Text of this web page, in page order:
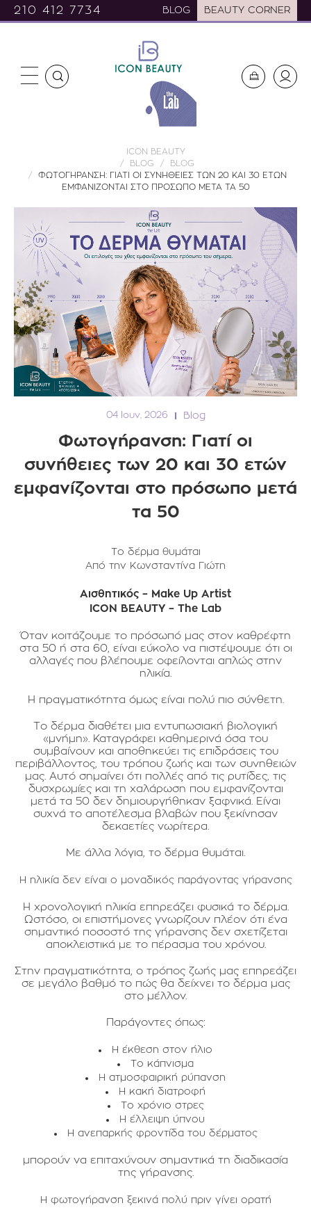
210 412 7734 BLOG BEAUTY CORNER
ICON BEAUTY
BLOG
BLOG
ΦΩΤΟΓΗΡΑΝΣΗ: ΓΙΑΤΙ ΟΙ ΣΥΝΗΘΕΙΕΣ ΤΩΝ 20 ΚΑΙ 30 ΕΤΩΝ
ΕΜΦΑΝΙΖΟΝΤΑΙ ΣΤΟ ΠΡΟΣΩΠΟ ΜΕΤΑ ΤΑ 50
04 Ιουν, 2026 Blog
Φωτογήρανση: Γιατί οι
συνήθειες των 20 και 30 ετών
εμφανίζονται στο πρόσωπο μετά
τα 50
Το δέρμα θυμάται
Από την Κωνσταντίνα Γιώτη
Αισθητικός – Make Up Artist
ICON BEAUTY – The Lab
Όταν κοιτάζουμε το πρόσωπό μας στον καθρέφτη
στα 50 ή στα 60, είναι εύκολο να πιστέψουμε ότι οι
αλλαγές που βλέπουμε οφείλονται απλώς στην
ηλικία.
Η πραγματικότητα όμως είναι πολύ πιο σύνθετη.
Το δέρμα διαθέτει μια εντυπωσιακή βιολογική
«μνήμη». Καταγράφει καθημερινά όσα του
συμβαίνουν και αποθηκεύει τις επιδράσεις του
περιβάλλοντος, του τρόπου ζωής και των συνηθειών
μας. Αυτό σημαίνει ότι πολλές από τις ρυτίδες, τις
δυσχρωμίες και τη χαλάρωση που εμφανίζονται
μετά τα 50 δεν δημιουργήθηκαν ξαφνικά. Είναι
συχνά το αποτέλεσμα βλαβών που ξεκίνησαν
δεκαετίες νωρίτερα.
Με άλλα λόγια, το δέρμα θυμάται.
Η ηλικία δεν είναι ο μοναδικός παράγοντας γήρανσης
Η χρονολογική ηλικία επηρεάζει φυσικά το δέρμα.
Ωστόσο, οι επιστήμονες γνωρίζουν πλέον ότι ένα
σημαντικό ποσοστό της γήρανσης δεν σχετίζεται
αποκλειστικά με το πέρασμα του χρόνου.
Στην πραγματικότητα, ο τρόπος ζωής μας επηρεάζει
σε μεγάλο βαθμό το πώς θα δείχνει το δέρμα μας
στο μέλλον.
Παράγοντες όπως:
Η έκθεση στον ήλιο
Το κάπνισμα
Η ατμοσφαιρική ρύπανση
Η κακή διατροφή
Το χρόνιο στρες
Η έλλειψη ύπνου
Η ανεπαρκής φροντίδα του δέρματος
μπορούν να επιταχύνουν σημαντικά τη διαδικασία
της γήρανσης.
Η φωτογήρανση ξεκινά πολύ πριν γίνει ορατή